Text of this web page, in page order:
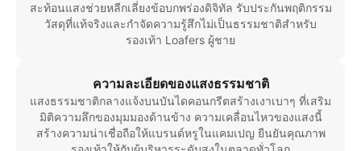
สะท้อนแสงช่วยหลีกเลี่ยงข้อบกพร่องดิจิทัล รับประกันพฤติกรรม
วัสดุที่แท้จริงและกำจัดความรู้สึกไม่เป็นธรรมชาติสำหรับ
รองเท้า Loafers ผู้ชาย
ความละเอียดของแสงธรรมชาติ
แสงธรรมชาติกลางแจ้งบนบันไดคอนกรีตสร้างเงาเบาๆ ที่เสริม
มิติความลึกของมุมมองด้านข้าง ความเคลื่อนไหวของแสงนี้
สร้างความน่าเชื่อถือให้แบรนด์หรูในแคมเปญ ยืนยันคุณภาพ